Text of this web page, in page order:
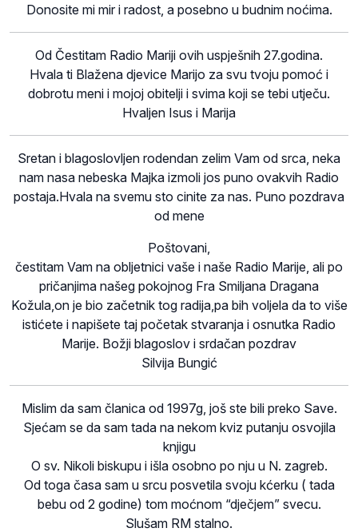
Donosite mi mir i radost, a posebno u budnim noćima.
Od Čestitam Radio Mariji ovih uspješnih 27.godina.
Hvala ti Blažena djevice Marijo za svu tvoju pomoć i
dobrotu meni i mojoj obitelji i svima koji se tebi utječu.
Hvaljen Isus i Marija
Sretan i blagoslovljen rodendan zelim Vam od srca, neka
nam nasa nebeska Majka izmoli jos puno ovakvih Radio
postaja.Hvala na svemu sto cinite za nas. Puno pozdrava
od mene
Poštovani,
čestitam Vam na obljetnici vaše i naše Radio Marije, ali po
pričanjima našeg pokojnog Fra Smiljana Dragana
Kožula,on je bio začetnik tog radija,pa bih voljela da to više
istićete i napišete taj početak stvaranja i osnutka Radio
Marije. Božji blagoslov i srdačan pozdrav
Silvija Bungić
Mislim da sam članica od 1997g, još ste bili preko Save.
Sjećam se da sam tada na nekom kviz putanju osvojila
knjigu
O sv. Nikoli biskupu i išla osobno po nju u N. zagreb.
Od toga časa sam u srcu posvetila svoju kćerku ( tada
bebu od 2 godine) tom moćnom “dječjem” svecu.
Slušam RM stalno.